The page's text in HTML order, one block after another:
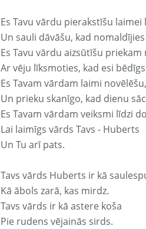
Es Tavu vārdu pierakstīšu laimei
Un sauli dāvāšu, kad
Es Tavu vārdu aizsūtīšu priekam
Ar vēju līksmoties, kad esi
Es Tavam vārdam laimi novēlēšu,
Un prieku skanīgo, kad dienu
Es Tavam vārdam veiksmi līdzi
Lai laimīgs vārds Tavs - Huberts
Un Tu arī pats.
Tavs vārds Huberts ir kā
Kā ābols zarā, kas mirdz.
Tavs vārds ir kā astere koša
Pie rudens vējainās sirds.